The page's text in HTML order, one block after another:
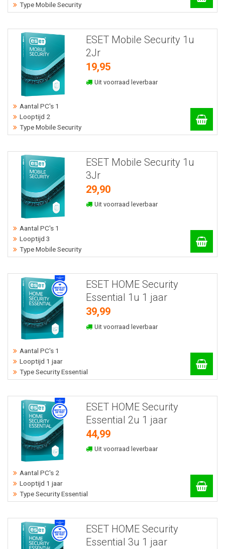
Type Mobile Security
ESET Mobile Security 1u
2Jr
19,95
Uit voorraad leverbaar
Aantal PC's 1
Looptijd 2
Type Mobile Security
ESET Mobile Security 1u
3Jr
29,90
Uit voorraad leverbaar
Aantal PC's 1
Looptijd 3
Type Mobile Security
ESET HOME Security
Essential 1u 1 jaar
39,99
Uit voorraad leverbaar
Aantal PC's 1
Looptijd 1 jaar
Type Security Essential
ESET HOME Security
Essential 2u 1 jaar
44,99
Uit voorraad leverbaar
Aantal PC's 2
Looptijd 1 jaar
Type Security Essential
ESET HOME Security
Essential 3u 1 jaar